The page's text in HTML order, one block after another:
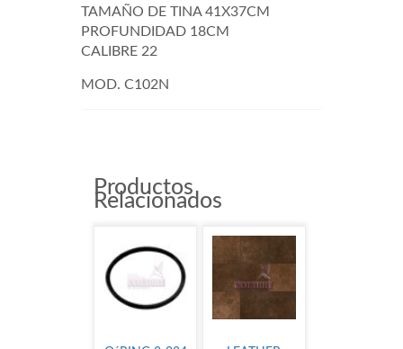
TAMAÑO DE TINA 41X37CM
PROFUNDIDAD 18CM
CALIBRE 22
MOD. C102N
Productos
Relacionados